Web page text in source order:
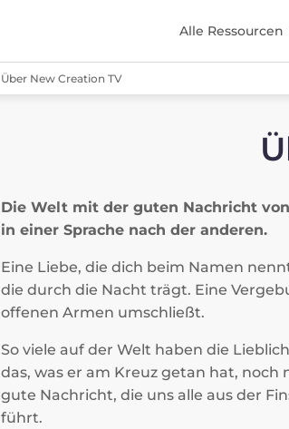
Alle Ressourcen
Über New Creation TV
Die Welt mit der guten Nachricht
in einer Sprache nach der anderen.
Eine Liebe, die dich beim Namen
die durch die Nacht trägt. Eine
offenen Armen umschließt.
So viele auf der Welt haben die
das, was er am Kreuz getan hat, noch
gute Nachricht, die uns alle aus der
führt.